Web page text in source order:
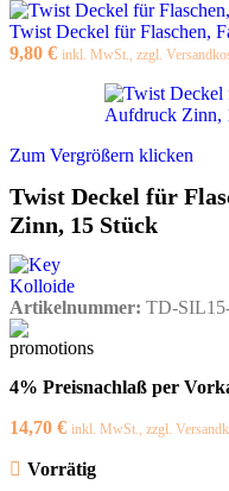
Twist Deckel für Flaschen,
9,80 € inkl. MwSt., zzgl.
Zum Vergrößern klicken
Twist Deckel für
Zinn, 15 Stück
Artikelnummer: TD-
4% Preisnachlaß per
14,70 € inkl. MwSt., zzgl.
Vorrätig